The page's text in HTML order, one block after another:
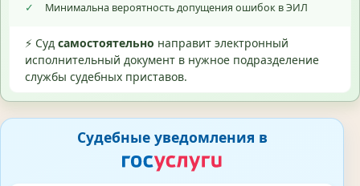
✓
Минимальна вероятность допущения ошибок в ЭИЛ
⚡ Суд самостоятельно направит электронный
исполнительный документ в нужное подразделение
службы судебных приставов.
Судебные уведомления в